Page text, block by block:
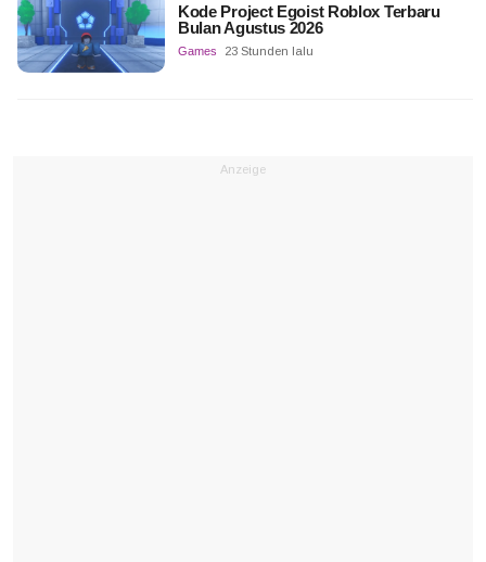
Kode Project Egoist Roblox Terbaru
Bulan Agustus 2026
Games 23 Stunden lalu
Anzeige